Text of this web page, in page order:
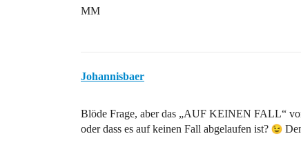
MM
Johannisbaer
Blöde Frage, aber das „AUF KEINEN FALL“
oder dass es auf keinen Fall abgelaufen ist?